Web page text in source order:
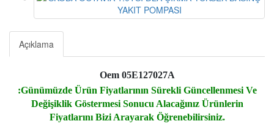
Açıklama
Oem 05E127027A
:Günümüzde Ürün Fiyatlarının Sürekli Güncellenmesi Ve
Değişiklik Göstermesi Sonucu Alacağınız Ürünlerin
Fiyatlarını Bizi Arayarak Öğrenebilirsiniz.